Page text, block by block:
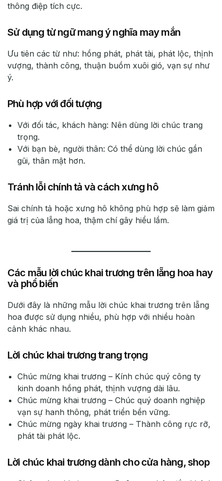
thông điệp tích cực.
Sử dụng từ ngữ mang ý nghĩa may mắn
Ưu tiên các từ như: hồng phát, phát tài, phát lộc, thịnh
vượng, thành công, thuận buồm xuôi gió, vạn sự như
ý.
Phù hợp với đối tượng
Với đối tác, khách hàng: Nên dùng lời chúc trang
trọng.
Với bạn bè, người thân: Có thể dùng lời chúc gần
gũi, thân mật hơn.
Tránh lỗi chính tả và cách xưng hô
Sai chính tả hoặc xưng hô không phù hợp sẽ làm giảm
giá trị của lẵng hoa, thậm chí gây hiểu lầm.
Các mẫu lời chúc khai trương trên lẵng hoa hay
và phổ biến
Dưới đây là những mẫu lời chúc khai trương trên lẵng
hoa được sử dụng nhiều, phù hợp với nhiều hoàn
cảnh khác nhau.
Lời chúc khai trương trang trọng
Chúc mừng khai trương – Kính chúc quý công ty
kinh doanh hồng phát, thịnh vượng dài lâu.
Chúc mừng khai trương – Chúc quý doanh nghiệp
vạn sự hanh thông, phát triển bền vững.
Chúc mừng ngày khai trương – Thành công rực rỡ,
phát tài phát lộc.
Lời chúc khai trương dành cho cửa hàng, shop